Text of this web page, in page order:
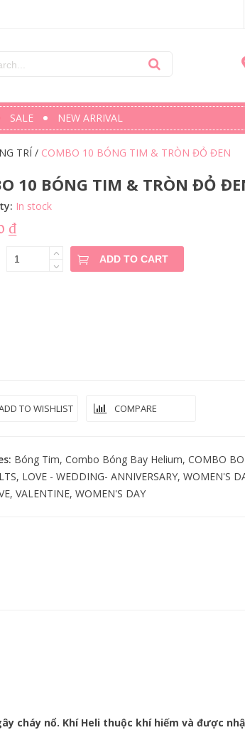
SALE NEW ARRIVAL
TRÍ / COMBO 10 BÓNG TIM & TRÒN ĐỎ ĐEN
10 BÓNG TIM & TRÒN ĐỎ
In stock
₫
ADD TO CART
TO WISHLIST COMPARE
Bóng Tim, Combo Bóng Bay Helium, COMBO
, LOVE - WEDDING- ANNIVERSARY, WOMEN'S
, VALENTINE, WOMEN'S DAY
cháy nổ. Khí Heli thuộc khí hiếm và được